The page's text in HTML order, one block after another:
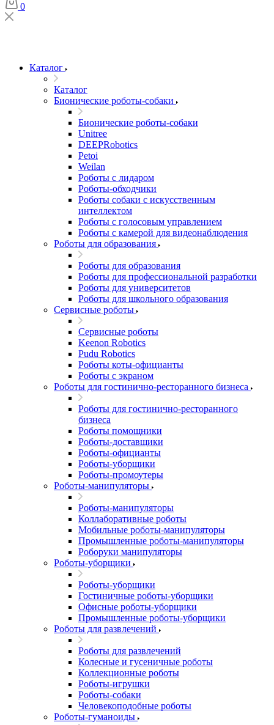
0
Каталог
Каталог
Бионические роботы-собаки
Бионические роботы-собаки
Unitree
DEEPRobotics
Petoi
Weilan
Роботы с лидаром
Роботы-обходчики
Роботы собаки с искусственным
интеллектом
Роботы с голосовым управлением
Роботы с камерой для видеонаблюдения
Роботы для образования
Роботы для образования
Роботы для профессиональной разработки
Роботы для университетов
Роботы для школьного образования
Сервисные роботы
Сервисные роботы
Keenon Robotics
Pudu Robotics
Роботы коты-официанты
Роботы с экраном
Роботы для гостинично-ресторанного бизнеса
Роботы для гостинично-ресторанного
бизнеса
Роботы помощники
Роботы-доставщики
Роботы-официанты
Роботы-уборщики
Роботы-промоутеры
Роботы-манипуляторы
Роботы-манипуляторы
Коллаборативные роботы
Мобильные роботы-манипуляторы
Промышленные роботы-манипуляторы
Роборуки манипуляторы
Роботы-уборщики
Роботы-уборщики
Гостиничные роботы-уборщики
Офисные роботы-уборщики
Промышленные роботы-уборщики
Роботы для развлечений
Роботы для развлечений
Колесные и гусеничные роботы
Коллекционные роботы
Роботы-игрушки
Роботы-собаки
Человекоподобные роботы
Роботы-гуманоиды